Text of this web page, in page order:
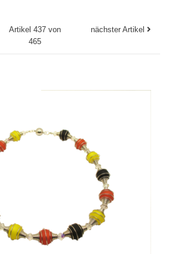
Artikel 437 von
465
nächster Artikel